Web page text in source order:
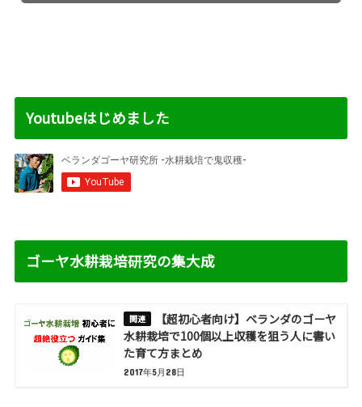
Youtubeはじめました
ゴーヤ水耕栽培研究の集大成
【超初心者向け】ベランダのゴーヤ
水耕栽培で100個以上収穫を狙う人に書い
た育て方まとめ
2017年5月28日